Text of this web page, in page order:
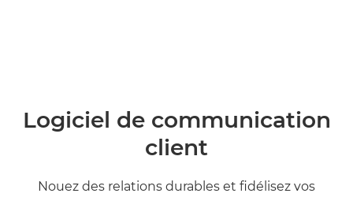
Logiciel de communication
client
Nouez des relations durables et fidélisez vos